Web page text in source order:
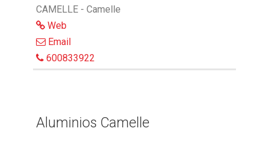
CAMELLE - Camelle
Web
Email
600833922
Aluminios Camelle